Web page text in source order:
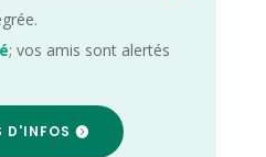
; vos amis sont alertés
D'INFOS